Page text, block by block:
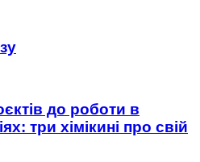
до роботи в
три хімікині про свій